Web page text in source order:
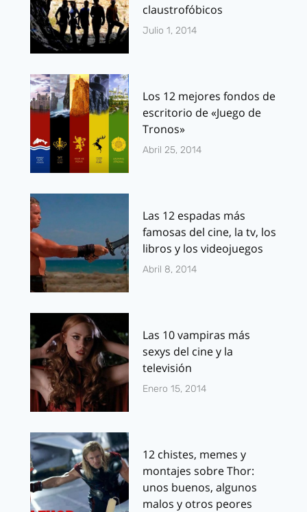
claustrofóbicos
Julio 1, 2014
Los 12 mejores fondos de
escritorio de «Juego de
Tronos»
Abril 25, 2014
Las 12 espadas más
famosas del cine, la tv, los
libros y los videojuegos
Abril 8, 2014
Las 10 vampiras más
sexys del cine y la
televisión
Enero 15, 2014
12 chistes, memes y
montajes sobre Thor:
unos buenos, algunos
malos y otros peores